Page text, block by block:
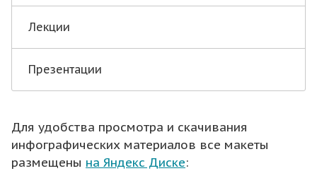
Лекции
Презентации
Для удобства просмотра и скачивания
инфографических материалов все макеты
размещены на Яндекс Диске: